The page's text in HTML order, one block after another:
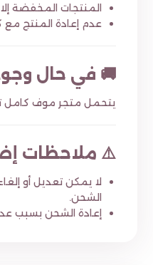
المنتجات المخفضة
عدم إعادة المنتج مع
🚚 في حال
يتحمل متجر موف كامل
⚠️ ملاحظات
لا يمكن تعديل أو
الشحن.
إعادة الشحن بسبب